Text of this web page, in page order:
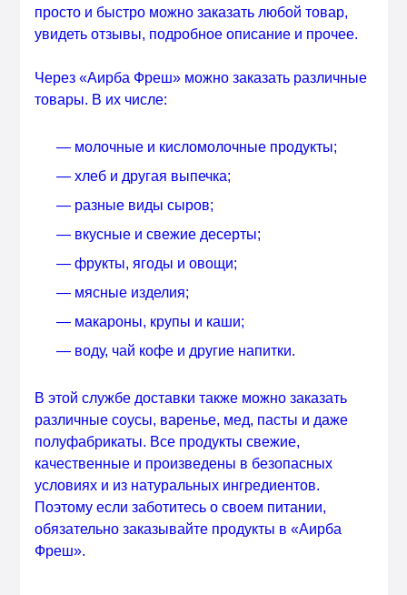
просто и быстро можно заказать любой товар,
увидеть отзывы, подробное описание и прочее.
Через «Аирба Фреш» можно заказать различные
товары. В их числе:
— молочные и кисломолочные продукты;
— хлеб и другая выпечка;
— разные виды сыров;
— вкусные и свежие десерты;
— фрукты, ягоды и овощи;
— мясные изделия;
— макароны, крупы и каши;
— воду, чай кофе и другие напитки.
В этой службе доставки также можно заказать
различные соусы, варенье, мед, пасты и даже
полуфабрикаты. Все продукты свежие,
качественные и произведены в безопасных
условиях и из натуральных ингредиентов.
Поэтому если заботитесь о своем питании,
обязательно заказывайте продукты в «Аирба
Фреш».